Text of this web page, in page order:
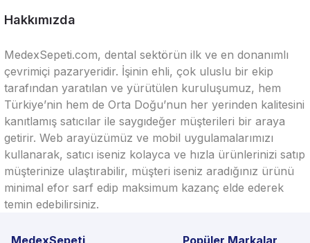
Hakkımızda
MedexSepeti.com, dental sektörün ilk ve en donanımlı
çevrimiçi pazaryeridir. İşinin ehli, çok uluslu bir ekip
tarafından yaratılan ve yürütülen kuruluşumuz, hem
Türkiye’nin hem de Orta Doğu’nun her yerinden kalitesini
kanıtlamış satıcılar ile saygıdeğer müşterileri bir araya
getirir. Web arayüzümüz ve mobil uygulamalarımızı
kullanarak, satıcı iseniz kolayca ve hızla ürünlerinizi satıp
müşterinize ulaştırabilir, müşteri iseniz aradığınız ürünü
minimal efor sarf edip maksimum kazanç elde ederek
temin edebilirsiniz.
MedexSepeti Popüler Markalar